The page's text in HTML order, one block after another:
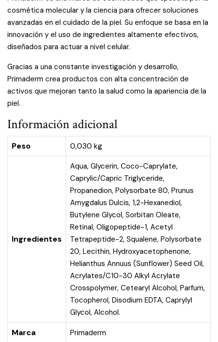
cosmética molecular y la ciencia para ofrecer soluciones
avanzadas en el cuidado de la piel. Su enfoque se basa en la
innovación y el uso de ingredientes altamente efectivos,
diseñados para actuar a nivel celular.
Gracias a una constante investigación y desarrollo,
Primaderm crea productos con alta concentración de
activos que mejoran tanto la salud como la apariencia de la
piel.
Información adicional
Peso 0,030 kg
Ingredientes
Aqua, Glycerin, Coco-Caprylate,
Caprylic/Capric Triglyceride,
Propanedion, Polysorbate 80, Prunus
Amygdalus Dulcis, 1,2-Hexanediol,
Butylene Glycol, Sorbitan Oleate,
Retinal, Oligopeptide-1, Acetyl
Tetrapeptide-2, Squalene, Polysorbate
20, Lecithin, Hydroxyacetophenone,
Helianthus Annuus (Sunflower) Seed Oil,
Acrylates/C10-30 Alkyl Acrylate
Crosspolymer, Cetearyl Alcohol, Parfum,
Tocopherol, Disodium EDTA, Caprylyl
Glycol, Alcohol.
Marca Primaderm